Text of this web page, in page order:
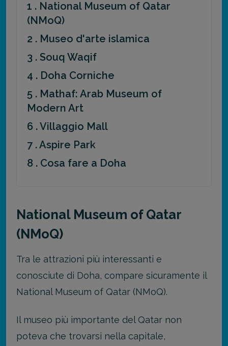
1 . National Museum of Qatar
(NMoQ)
2 . Museo d'arte islamica
3 . Souq Waqif
4 . Doha Corniche
5 . Mathaf: Arab Museum of
Modern Art
6 . Villaggio Mall
7 . Aspire Park
8 . Cosa fare a Doha
National Museum of Qatar
(NMoQ)
Tra le attrazioni più interessanti e
conosciute di Doha, compare sicuramente il
National Museum of Qatar (NMoQ).
Il museo più importante del Qatar non
poteva che trovarsi nella capitale,